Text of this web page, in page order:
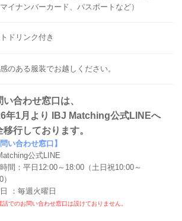
イナンバーカード、パスポートなど）
ドリンク付き
のある服装でお越しください。
い合わせ窓口は、
年1月より IBJ Matching公式LINEへ
移行しております。
問い合わせ窓口】
公式LINE
間：平日12:00～18:00（土日祝10:00～
：毎週火曜日
でのお問い合わせ窓口は設けておりません。